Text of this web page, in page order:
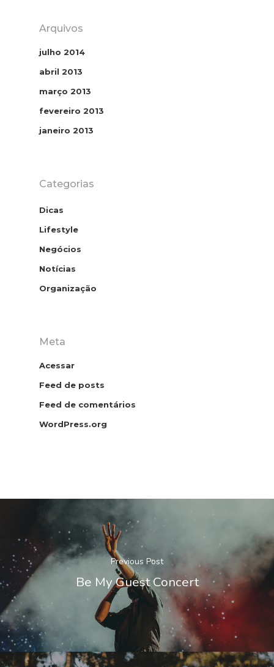
Arquivos
julho 2014
abril 2013
março 2013
fevereiro 2013
janeiro 2013
Categorias
Dicas
Lifestyle
Negócios
Notícias
Organização
Meta
Acessar
Feed de posts
Feed de comentários
WordPress.org
Previous Post
Be My Guest Concert